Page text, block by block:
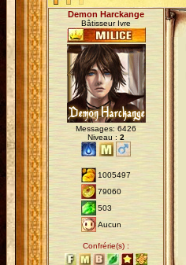
Demon Harckange
Bâtisseur Ivre
Messages: 6426
Niveau : 2
1005497
79060
503
Aucun
Confrérie(s) :